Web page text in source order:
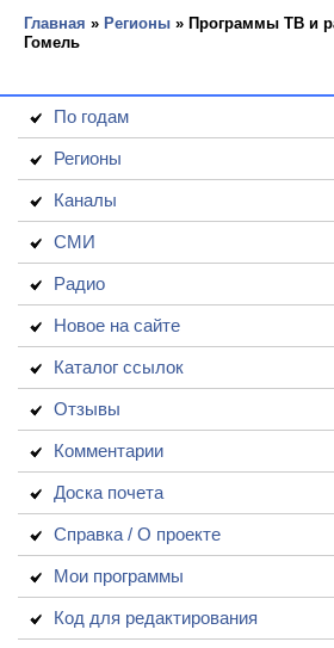
Главная » Регионы » Программы ТВ и
Гомель
По годам
Регионы
Каналы
СМИ
Радио
Новое на сайте
Каталог ссылок
Отзывы
Комментарии
Доска почета
Справка / О проекте
Мои программы
Код для редактирования